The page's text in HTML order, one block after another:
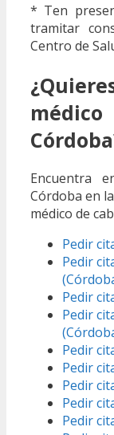
* Ten
tramitar
Centro de
Encuentra
Córdoba en
médico de
Pedir
Pedir
Pedir
Pedir
Pedir
Pedir
Pedir
Pedir
Pedir